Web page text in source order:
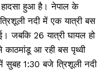
हादसा हुआ है। नेपाल के
नदी में एक यात्री बस
जबकि 26 यात्री घायल हो
आ रही बस पृथ्वी
सुबह 1:30 बजे त्रिशूली नदी